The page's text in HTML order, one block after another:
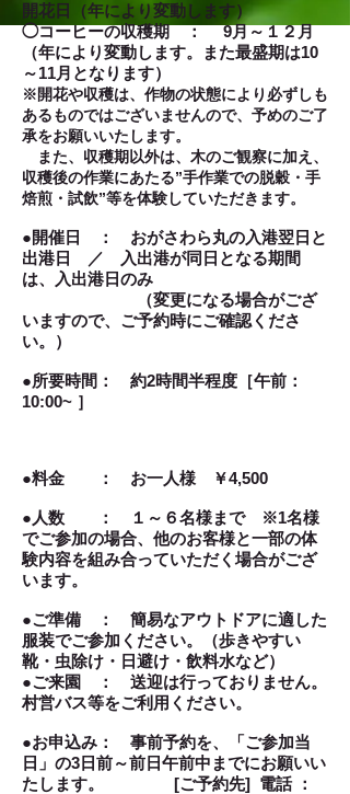
開花日（年により変動します）
◯コーヒーの収穫期 ： 9月～１２月
（年により変動します。また最盛期は10
～11月となります）
※開花や収穫は、作物の状態により必ずしも
あるものではございませんので、予めのご了
承をお願いいたします。
また、収穫期以外は、木のご観察に加え、
収穫後の作業にあたる”手作業での脱穀・手
焙煎・試飲”等を体験していただきます。
●開催日 ： おがさわら丸の入港翌日と
出港日 ／ 入出港が同日となる期間
は、入出港日のみ
（変更になる場合がござ
いますので、ご予約時にご確認くださ
い。）
●所要時間： 約2時間半程度［午前：
10:00~ ］
●料金 ： お一人様 ￥4,500
●人数 ：
１～６名様まで ※1名様
でご参加の場合、他のお客様と一部の体
験内容を組み合っていただく場合がござ
います。
●ご準備 ： 簡易なアウトドアに適した
服装でご参加ください。（歩きやすい
靴・虫除け・日避け・飲料水など）
●ご来園 ： 送迎は行っておりません。
村営バス等をご利用ください。
●お申込み： 事前予約を、「ご参加当
日」の3日前～前日午前中までにお願いい
たします。
[ご予約先] 電話 ：